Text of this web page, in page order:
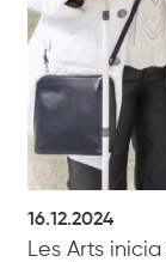
16.12.2024
Les Arts